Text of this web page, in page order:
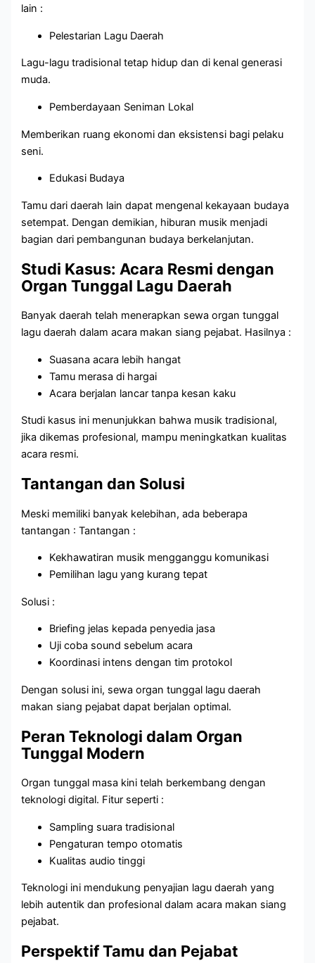
lain :
Pelestarian Lagu Daerah
Lagu-lagu tradisional tetap hidup dan di kenal generasi
muda.
Pemberdayaan Seniman Lokal
Memberikan ruang ekonomi dan eksistensi bagi pelaku
seni.
Edukasi Budaya
Tamu dari daerah lain dapat mengenal kekayaan budaya
setempat. Dengan demikian, hiburan musik menjadi
bagian dari pembangunan budaya berkelanjutan.
Studi Kasus: Acara Resmi dengan
Organ Tunggal Lagu Daerah
Banyak daerah telah menerapkan sewa organ tunggal
lagu daerah dalam acara makan siang pejabat. Hasilnya :
Suasana acara lebih hangat
Tamu merasa di hargai
Acara berjalan lancar tanpa kesan kaku
Studi kasus ini menunjukkan bahwa musik tradisional,
jika dikemas profesional, mampu meningkatkan kualitas
acara resmi.
Tantangan dan Solusi
Meski memiliki banyak kelebihan, ada beberapa
tantangan : Tantangan :
Kekhawatiran musik mengganggu komunikasi
Pemilihan lagu yang kurang tepat
Solusi :
Briefing jelas kepada penyedia jasa
Uji coba sound sebelum acara
Koordinasi intens dengan tim protokol
Dengan solusi ini, sewa organ tunggal lagu daerah
makan siang pejabat dapat berjalan optimal.
Peran Teknologi dalam Organ
Tunggal Modern
Organ tunggal masa kini telah berkembang dengan
teknologi digital. Fitur seperti :
Sampling suara tradisional
Pengaturan tempo otomatis
Kualitas audio tinggi
Teknologi ini mendukung penyajian lagu daerah yang
lebih autentik dan profesional dalam acara makan siang
pejabat.
Perspektif Tamu dan Pejabat